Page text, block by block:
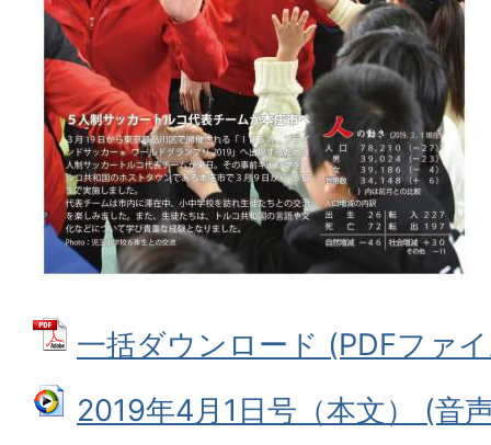
一括ダウンロード (PDFファ
2019年4月1日号（本文） (音